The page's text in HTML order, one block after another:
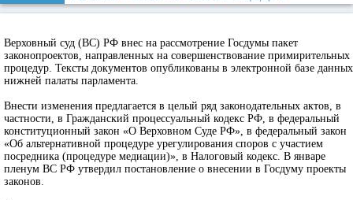
Верховный суд (ВС) РФ внес на рассмотрение Госдумы пакет
законопроектов, направленных на совершенствование примирительных
процедур. Тексты документов опубликованы в электронной базе данных
нижней палаты парламента.
Внести изменения предлагается в целый ряд законодательных актов, в
частности, в Гражданский процессуальный кодекс РФ, в федеральный
конституционный закон «О Верховном Суде РФ», в федеральный закон
«Об альтернативной процедуре урегулирования споров с участием
посредника (процедуре медиации)», в Налоговый кодекс. В январе
пленум ВС РФ утвердил постановление о внесении в Госдуму проекты
законов.